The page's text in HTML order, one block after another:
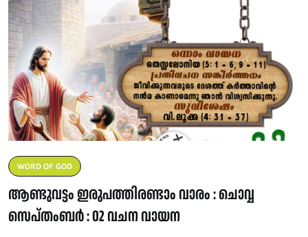
WORD OF GOD
ആണ്ടുവട്ടം ഇരുപത്തിരണ്ടാം വാരം : ചൊവ്വ
സെപ്തംബർ : 02 വചന വായന